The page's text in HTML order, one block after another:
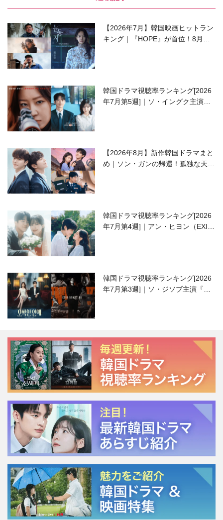
【2026年7月】韓国映画ヒットラン
キング｜『HOPE』が首位！8月公
韓国ドラマ視聴率ランキング[2026
年7月第5週]｜ソ・イングク主演の
【2026年8月】新作韓国ドラマまと
め｜ソン・ガンの帰還！孤独な天才
韓国ドラマ視聴率ランキング[2026
年7月第4週]｜アン・ヒヨン（EXID
韓国ドラマ視聴率ランキング[2026
年7月第3週]｜ソ・ジソブ主演『エ